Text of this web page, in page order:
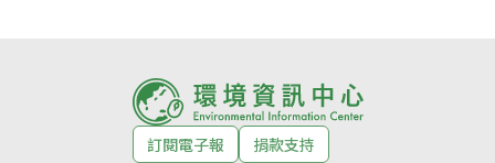
訂閱電子報
捐款支持